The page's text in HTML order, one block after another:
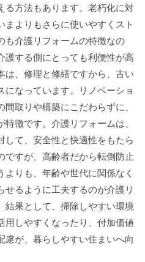
る方法もあります。老朽化に対
よりもさらに使いやすくスト
も介護リフォームの特徴なの
護する側にとっても利便性が高
は、修理と修繕ですから、古い
になっています。リノベーショ
取りや構築にこだわらずに、
徴です。介護リフォームは、
て、安全性と快適性をもたら
ですが、高齢者だから転倒防止
りも、年齢や世代に関係なく
るように工夫するのが介護リ
結果として、掃除しやすい環境
用しやすくなったり、付加価値
慮が、暮らしやすい住まいへ向